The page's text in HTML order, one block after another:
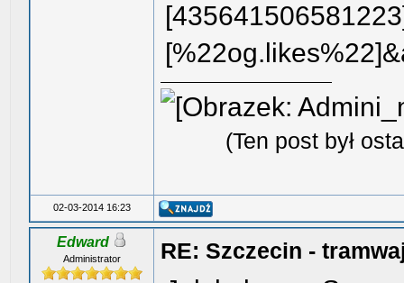
(Ten post był
02-03-2014 16:23
Edward
Administrator RE: Szczecin -